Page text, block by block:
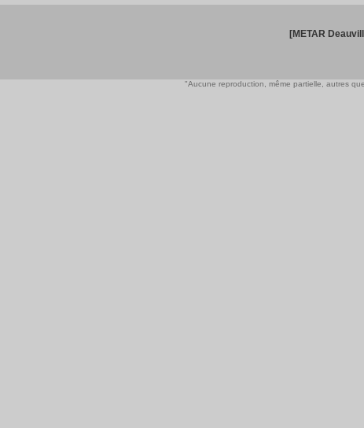
[METAR
"Aucune reproduction, même partielle, autres